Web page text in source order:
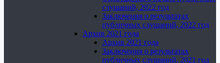
слушаний, 2022 год
Заключения о результатах
публичных слушаний, 2022 год
Архив 2021 года
Архив 2021 года
Заключения о результатах
публичных слушаний, 2021 год